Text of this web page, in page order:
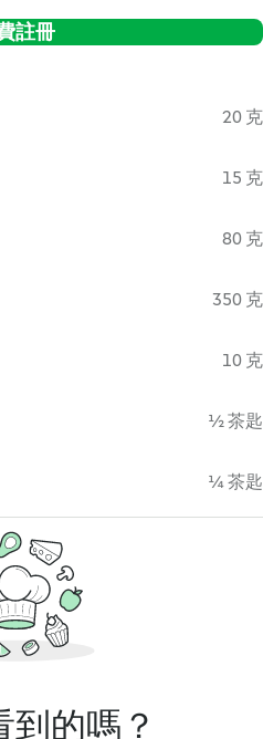
註冊
20 克
15 克
80 克
350 克
10 克
½ 茶匙
¼ 茶匙
到的嗎？